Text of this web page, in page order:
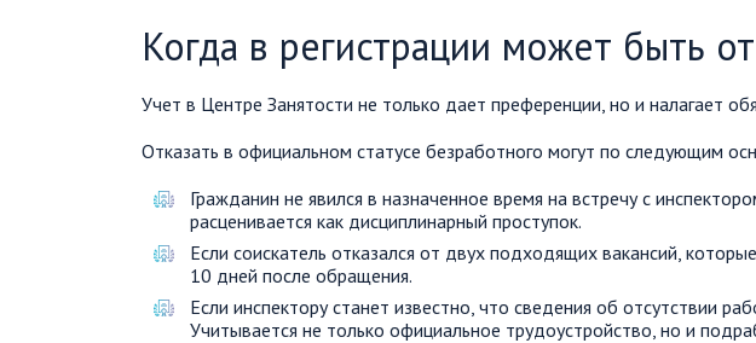
Когда в регистрации может быть
Учет в Центре Занятости не только дает преференции, но и налагает
Отказать в официальном статусе безработного могут по следующим
Гражданин не явился в назначенное время на встречу с
расценивается как дисциплинарный проступок.
Если соискатель отказался от двух подходящих вакансий,
10 дней после обращения.
Если инспектору станет известно, что сведения об отсутствии
Учитывается не только официальное трудоустройство, но и